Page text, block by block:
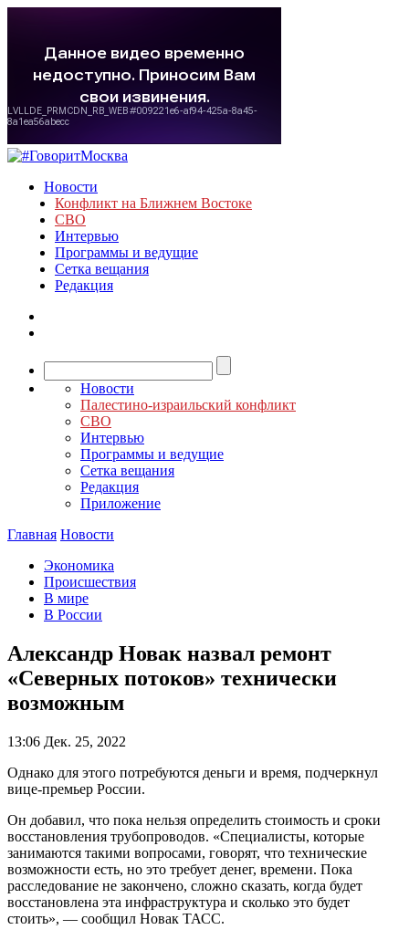
Новости
Конфликт на Ближнем Востоке
СВО
Интервью
Программы и ведущие
Сетка вещания
Редакция
Новости
Палестино-израильский конфликт
СВО
Интервью
Программы и ведущие
Сетка вещания
Редакция
Приложение
Главная Новости
Экономика
Происшествия
В мире
В России
Александр Новак назвал ремонт
«Северных потоков» технически
возможным
13:06 Дек. 25, 2022
Однако для этого потребуются деньги и время, подчеркнул
вице-премьер России.
Он добавил, что пока нельзя определить стоимость и сроки
восстановления трубопроводов. «Специалисты, которые
занимаются такими вопросами, говорят, что технические
возможности есть, но это требует денег, времени. Пока
расследование не закончено, сложно сказать, когда будет
восстановлена эта инфраструктура и сколько это будет
стоить», — сообщил Новак ТАСС.